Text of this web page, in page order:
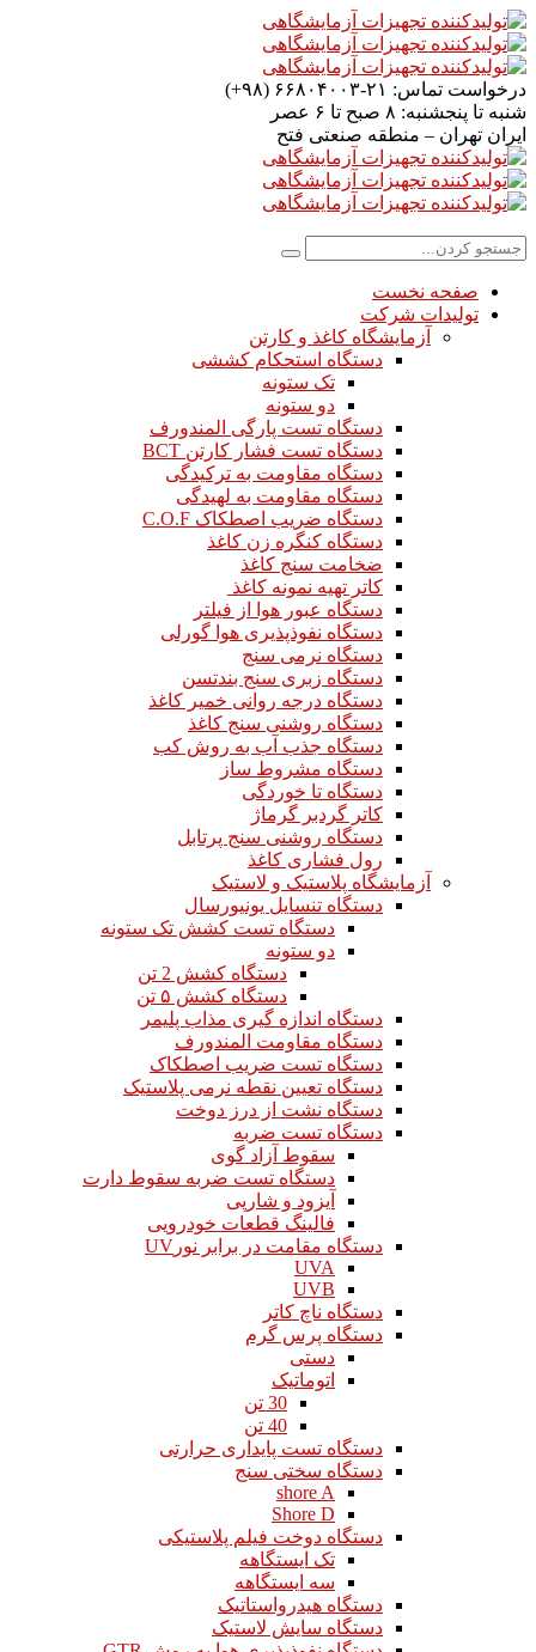
درخواست تماس: ۲۱-۶۶۸۰۴۰۰۳ (۹۸+)
شنبه تا پنجشنبه: ۸ صبح تا ۶ عصر
ایران تهران – منطقه صنعتی فتح
صفحه نخست
تولیدات شرکت
آزمایشگاه کاغذ و کارتن
دستگاه استحکام کششی
تک ستونه
دو ستونه
دستگاه تست پارگی المندورف
دستگاه تست فشار کارتن BCT
دستگاه مقاومت به ترکیدگی
دستگاه مقاومت به لهیدگی
دستگاه ضریب اصطکاک C.O.F
دستگاه کنگره زن کاغذ
ضخامت سنج کاغذ
کاتر تهیه نمونه کاغذ
دستگاه عبور هوا از فیلتر
دستگاه نفوذپذیری هوا گورلی
دستگاه نرمی سنج
دستگاه زبری سنج بندتسن
دستگاه درجه روانی خمیر کاغذ
دستگاه روشنی سنج کاغذ
دستگاه جذب آب به روش کب
دستگاه مشروط ساز
دستگاه تا خوردگی
کاتر گردبر گرماژ
دستگاه روشنی سنج پرتابل
رول فشاری کاغذ
آزمایشگاه پلاستیک و لاستیک
دستگاه تنسایل یونیورسال
دستگاه تست کشش تک ستونه
دو ستونه
دستگاه کشش 2 تن
دستگاه کشش ۵ تن
دستگاه اندازه گیری مذاب پلیمر
دستگاه مقاومت المندورف
دستگاه تست ضریب اصطکاک
دستگاه تعیین نقطه نرمی پلاستیک
دستگاه نشت از درز دوخت
دستگاه تست ضربه
سقوط آزاد گوی
دستگاه تست ضربه سقوط دارت
آیزود و شارپی
فالینگ قطعات خودرویی
دستگاه مقامت در برابر نورUV
UVA
UVB
دستگاه ناچ کاتر
دستگاه پرس گرم
دستی
اتوماتیک
30 تن
40 تن
دستگاه تست پایداری حرارتی
دستگاه سختی سنج
shore A
Shore D
دستگاه دوخت فیلم پلاستیکی
تک ایستگاهه
سه ایستگاهه
دستگاه هیدرواستاتیک
دستگاه سایش لاستیک